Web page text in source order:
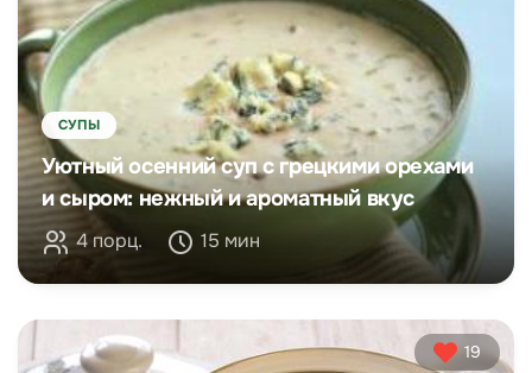
СУПЫ
Уютный осенний суп с грецкими орехами
и сыром: нежный и ароматный вкус
4 порц. 15 мин
19